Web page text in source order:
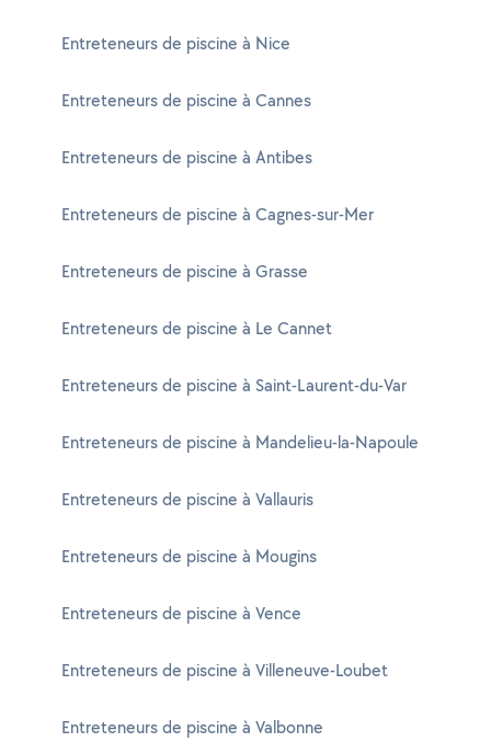
Entreteneurs de piscine à Nice
Entreteneurs de piscine à Cannes
Entreteneurs de piscine à Antibes
Entreteneurs de piscine à Cagnes-sur-Mer
Entreteneurs de piscine à Grasse
Entreteneurs de piscine à Le Cannet
Entreteneurs de piscine à Saint-Laurent-du-Var
Entreteneurs de piscine à Mandelieu-la-Napoule
Entreteneurs de piscine à Vallauris
Entreteneurs de piscine à Mougins
Entreteneurs de piscine à Vence
Entreteneurs de piscine à Villeneuve-Loubet
Entreteneurs de piscine à Valbonne